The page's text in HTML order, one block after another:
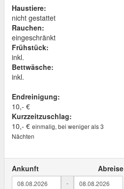
Haustiere:
nicht gestattet
Rauchen:
eingeschränkt
Frühstück:
inkl.
Bettwäsche:
inkl.
Endreinigung:
10,- €
Kurzzeitzuschlag:
10,- € einmalig, bei weniger als 3
Nächten
Ankunft Abreise
-